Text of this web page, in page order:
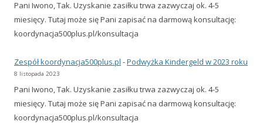
Pani Iwono, Tak. Uzyskanie zasiłku trwa zazwyczaj ok. 4-5
miesięcy. Tutaj może się Pani zapisać na darmową konsultację:
koordynacja500plus.pl/konsultacja
Zespół koordynacja500plus.pl -Podwyżka Kindergeld w 2023 roku
8 listopada 2023
Pani Iwono, Tak. Uzyskanie zasiłku trwa zazwyczaj ok. 4-5
miesięcy. Tutaj może się Pani zapisać na darmową konsultację:
koordynacja500plus.pl/konsultacja